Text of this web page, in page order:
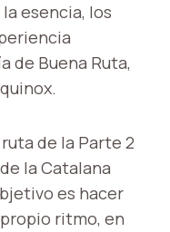
esencia, los
de Buena Ruta,
de la Parte 2
la Catalana
es hacer
ritmo, en